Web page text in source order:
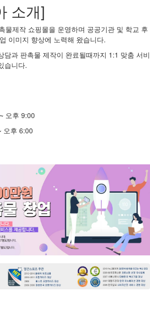
소개]
물제작 쇼핑몰을 운영하며 공공기관 및 학교 후
이미지 향상에 노력해 왔습니다.
담과 판촉물 제작이 완료될때까지 1:1 맞춤 서비
습니다.
오후 9:00
후 6:00